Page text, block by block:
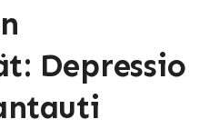
Depressio